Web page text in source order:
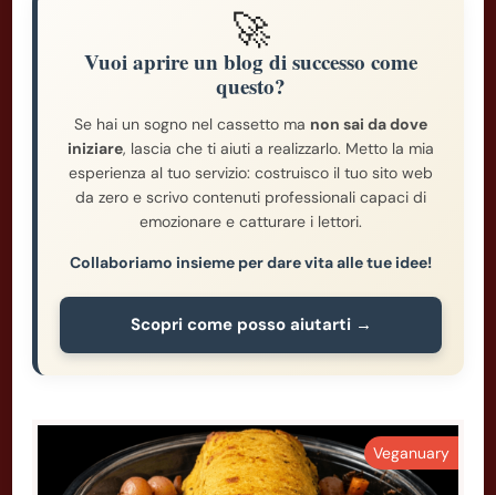
🚀
Vuoi aprire un blog di successo come
questo?
Se hai un sogno nel cassetto ma non sai da dove
iniziare, lascia che ti aiuti a realizzarlo. Metto la mia
esperienza al tuo servizio: costruisco il tuo sito web
da zero e scrivo contenuti professionali capaci di
emozionare e catturare i lettori.
Collaboriamo insieme per dare vita alle tue idee!
Scopri come posso aiutarti →
Veganuary